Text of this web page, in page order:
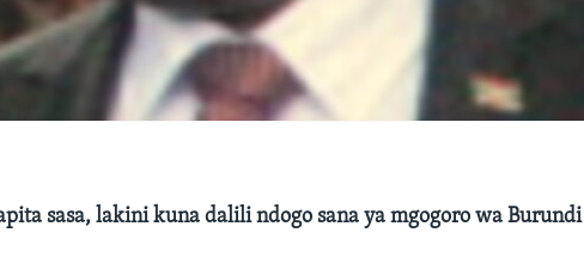
sasa, lakini kuna dalili ndogo sana ya mgogoro wa Burundi